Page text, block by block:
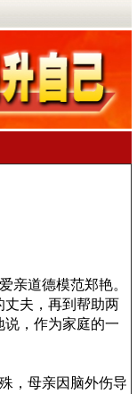
道德模范郑艳。
夫，再到帮助两
，作为家庭的一
，母亲因脑外伤导